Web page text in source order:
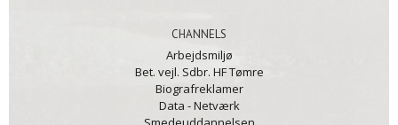
CHANNELS
Arbejdsmiljø
Bet. vejl. Sdbr. HF Tømre
Biografreklamer
Data - Netværk